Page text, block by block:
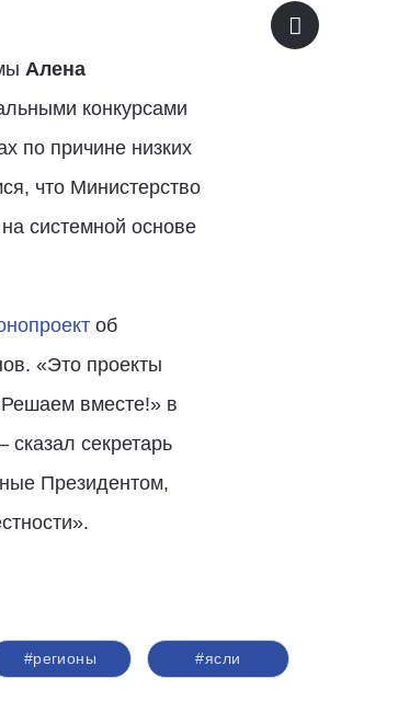
Алена
конкурсами
по причине низких
что Министерство
системной основе
об
«Это проекты
вместе!» в
секретарь
Президентом,
#регионы #ясли